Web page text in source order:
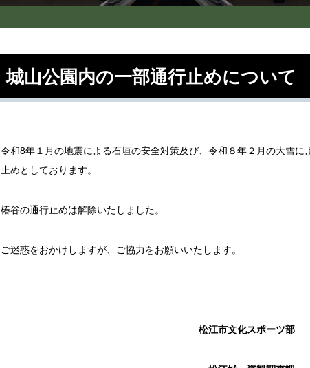
城山公園内の一部通行止めについて
令和8年１月の地震による石垣の安全対策及び、令和８年２月の大雪
止めとしております。
椿谷の通行止めは解除いたしました。
ご迷惑をおかけしますが、ご協力をお願いいたします。
松江市文化スポーツ部